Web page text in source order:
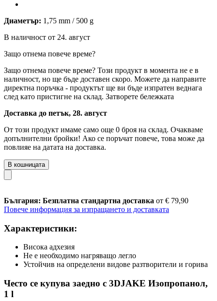
Диаметър: 1,75 mm / 500 g
В наличност от 24. август
Защо отнема повече време?
Защо отнема повече време? Този продукт в момента не е в
наличност, но ще бъде доставен скоро. Можете да направите
директна поръчка - продуктът ще ви бъде изпратен веднага
след като пристигне на склад. Затворете бележката
Доставка до петък, 28. август
От този продукт имаме само още 0 броя на склад. Очакваме
допълнителни бройки! Ако се поръчат повече, това може да
повлияе на датата на доставка.
В кошницата
България: Безплатна стандартна доставка от € 79,90
Повече информация за изпращането и доставката
Характеристики:
Висока адхезия
Не е необходимо нагряващо легло
Устойчив на определени видове разтворители и горива
Често се купува заедно с 3DJAKE Изопропанол,
1 l